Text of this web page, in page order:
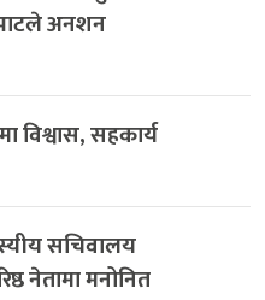
अनशन
विश्वास, सहकार्य
सचिवालय
नेतामा मनोनित